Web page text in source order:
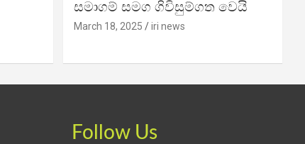
සමාගම් සමග ගිවිසුම්ගත වෙයි
March 18, 2025 iri news
Follow Us